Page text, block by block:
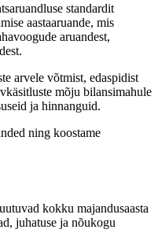
standardit
aastaaruande, mis
aruandest,
arvele võtmist, edaspidist
mõju bilansimahule
ja hinnanguid.
ning koostame
kokku majandusaasta
juhatuse ja nõukogu